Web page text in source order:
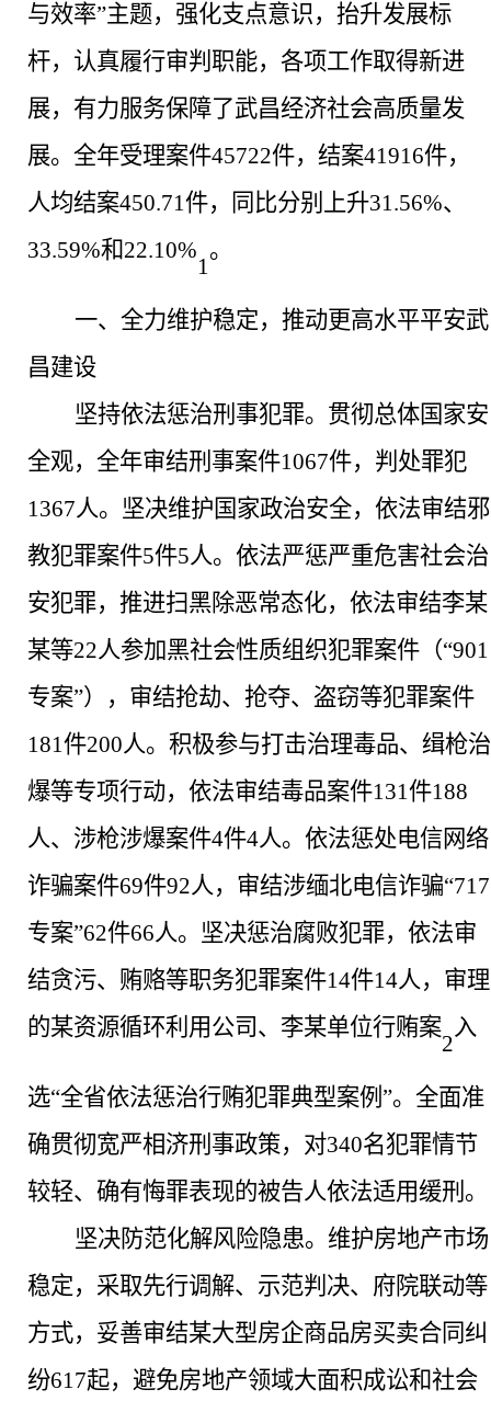
与效率”主题，强化支点意识，抬升发展标
杆，认真履行审判职能，各项工作取得新进
展，有力服务保障了武昌经济社会高质量发
展。全年受理案件45722件，结案41916件，
人均结案450.71件，同比分别上升31.56%、
33.59%和22.10%
1
。
一、 全力维护稳定，推动更高水平平安武
昌建设
坚持依法惩治刑事犯罪。 贯彻总体国家安
全观，全年审结刑事案件1067件，判处罪犯
1367人。坚决维护国家政治安全，依法审结邪
教犯罪案件5件5人。依法严惩严重危害社会治
安犯罪，推进扫黑除恶常态化，依法审结李某
某等22人参加黑社会性质组织犯罪案件（“901
专案”），审结抢劫、抢夺、盗窃等犯罪案件
181件200人。积极参与打击治理毒品、缉枪治
爆等专项行动，依法审结毒品案件131件188
人、涉枪涉爆案件4件4人。依法惩处电信网络
诈骗案件69件92人，审结涉缅北电信诈骗“717
专案”62件66人。坚决惩治腐败犯罪，依法审
结贪污、贿赂等职务犯罪案件14件14人，审理
的某资源循环利用公司、李某单位行贿案
2
入
选“全省依法惩治行贿犯罪典型案例”。全面准
确贯彻宽严相济刑事政策，对340名犯罪情节
较轻、确有悔罪表现的被告人依法适用缓刑。
坚决防范化解风险隐患。 维护房地产市场
稳定，采取先行调解、示范判决、府院联动等
方式，妥善审结某大型房企商品房买卖合同纠
纷617起，避免房地产领域大面积成讼和社会